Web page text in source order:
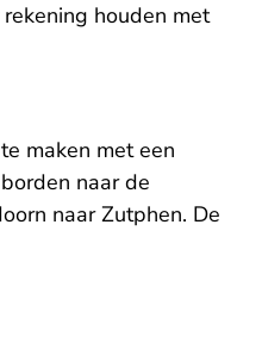
houden met
maken met een
naar de
naar Zutphen. De
U verlaat Rechtspraak.nl